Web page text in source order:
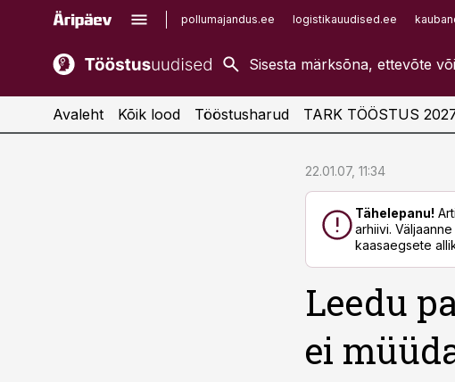
pollumajandus.ee logistikauudised.ee
kaubandus.ee
kinnisvarauudised.ee
imelineajalugu.ee
Avaleht Kõik lood Tööstusharud TARK TÖÖSTUS
22.01.07, 11:34
Tähelepanu!
arhiivi.
kaasaegsete
Leedu
ei